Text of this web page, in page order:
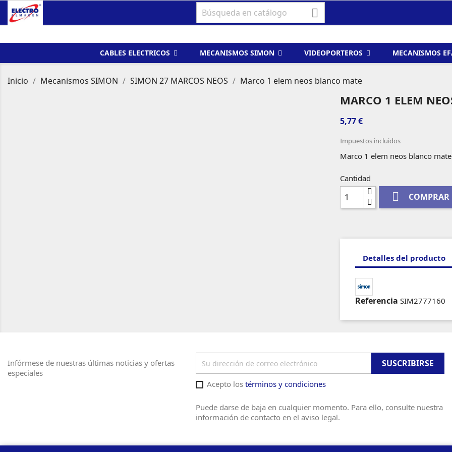

CABLES ELECTRICOS MECANISMOS SIMON VIDEOPORTEROS MECANISMOS
Inicio Mecanismos SIMON SIMON 27 MARCOS NEOS Marco 1 elem neos blanco mate
MARCO 1 ELEM
5,77 €
Impuestos incluidos
Marco 1 elem neos blanco mate
Cantidad
 COMPRAR
Detalles del producto
Referencia SIM2777160
Infórmese de nuestras últimas noticias y ofertas
especiales
Acepto lostérminos y condiciones
Puede darse de baja en cualquier momento. Para ello, consulte nuestra
información de contacto en el aviso legal.